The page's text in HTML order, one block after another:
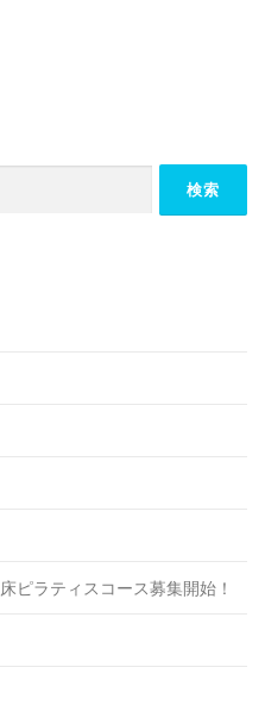
ピラティスコース募集開始！